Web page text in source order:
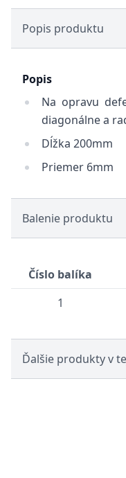
Popis produktu
Popis
Na opravu
diagonálne a
Dĺžka 200mm
Priemer 6mm
Balenie produktu
Číslo balíka
1
Ďalšie produkty v